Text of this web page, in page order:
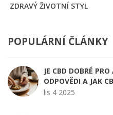
ZDRAVÝ ŽIVOTNÍ STYL
POPULÁRNÍ ČLÁNKY
JE CBD DOBRÉ
ODPOVĚDI A JAK
lis 4 2025